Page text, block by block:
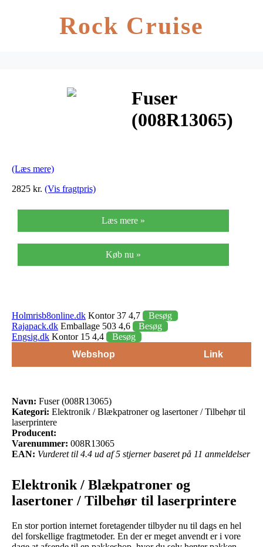
Rock Cruise
Fuser
(008R13065)
(Læs mere)
2825 kr. (Vis fragtpris)
Læs mere »
Køb nu »
Holmrisb8online.dk Kontor 37 4,7
Besøg
Rajapack.dk Emballage 503 4,6
Besøg
Engsig.dk Kontor 15 4,4
Besøg
Webshop
Link
Navn: Fuser (008R13065)
Kategori: Elektronik / Blækpatroner og lasertoner / Tilbehør til
laserprintere
Producent:
Varenummer: 008R13065
EAN: Vurderet til 4.4 ud af 5 stjerner baseret på 11 anmeldelser
Elektronik / Blækpatroner og
lasertoner / Tilbehør til laserprintere
En stor portion internet foretagender tilbyder nu til dags en hel
del forskellige fragtmetoder. En der er meget anvendt er i vore